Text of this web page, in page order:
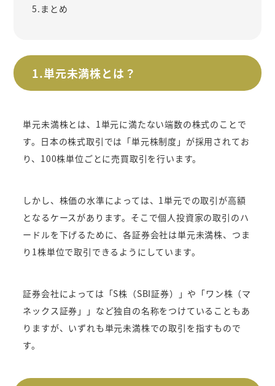
5.まとめ
1.単元未満株とは？
単元未満株とは、1単元に満たない端数の株式のことで
す。日本の株式取引では「単元株制度」が採用されてお
り、100株単位ごとに売買取引を行います。
しかし、株価の水準によっては、1単元での取引が高額
となるケースがあります。そこで個人投資家の取引のハ
ードルを下げるために、各証券会社は単元未満株、つま
り1株単位で取引できるようにしています。
証券会社によっては「S株（SBI証券）」や「ワン株（マ
ネックス証券」」など独自の名称をつけていることもあ
りますが、いずれも単元未満株での取引を指すもので
す。